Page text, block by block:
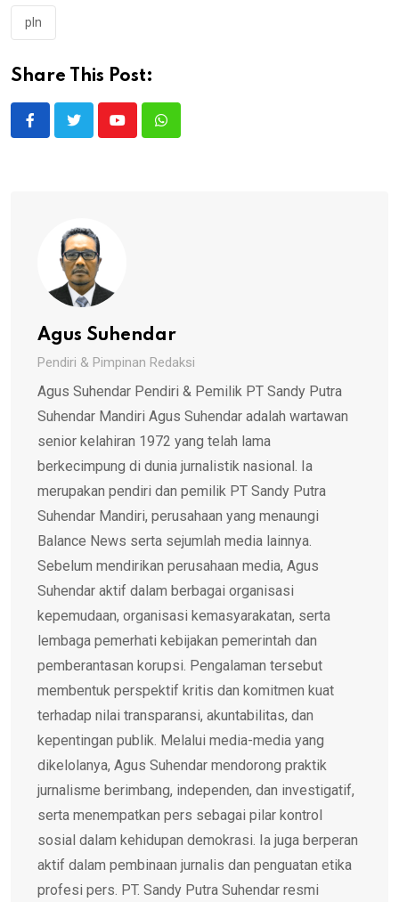
pln
Share This Post:
YoutubeWhatsapp
Agus Suhendar
Pendiri & Pimpinan Redaksi
Agus Suhendar Pendiri & Pemilik PT Sandy Putra
Suhendar Mandiri Agus Suhendar adalah wartawan
senior kelahiran 1972 yang telah lama
berkecimpung di dunia jurnalistik nasional. Ia
merupakan pendiri dan pemilik PT Sandy Putra
Suhendar Mandiri, perusahaan yang menaungi
Balance News serta sejumlah media lainnya.
Sebelum mendirikan perusahaan media, Agus
Suhendar aktif dalam berbagai organisasi
kepemudaan, organisasi kemasyarakatan, serta
lembaga pemerhati kebijakan pemerintah dan
pemberantasan korupsi. Pengalaman tersebut
membentuk perspektif kritis dan komitmen kuat
terhadap nilai transparansi, akuntabilitas, dan
kepentingan publik. Melalui media-media yang
dikelolanya, Agus Suhendar mendorong praktik
jurnalisme berimbang, independen, dan investigatif,
serta menempatkan pers sebagai pilar kontrol
sosial dalam kehidupan demokrasi. Ia juga berperan
aktif dalam pembinaan jurnalis dan penguatan etika
profesi pers. PT. Sandy Putra Suhendar resmi